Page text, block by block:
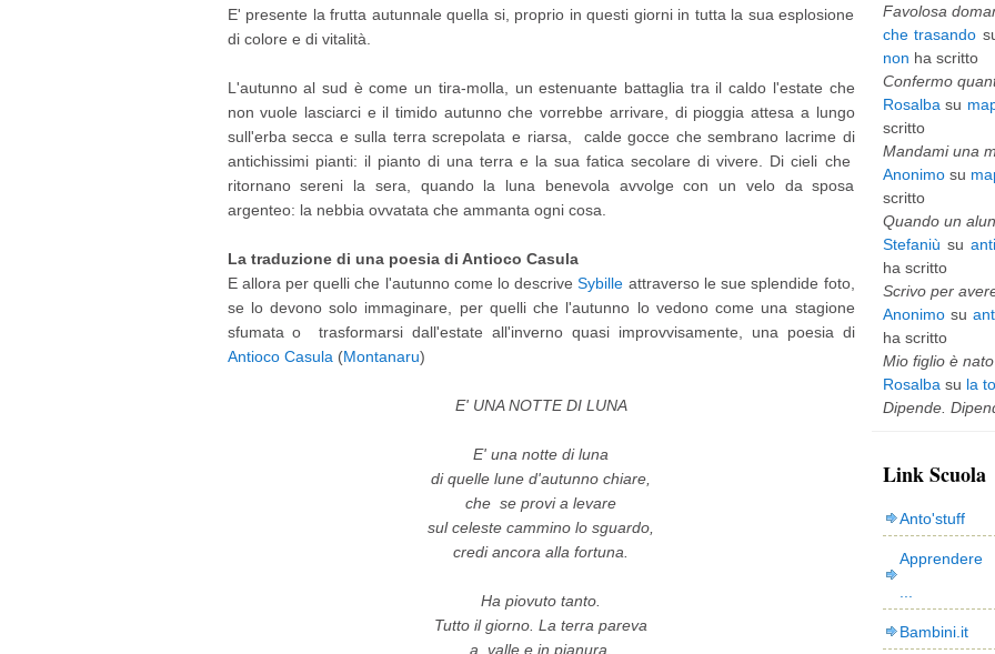
E' presente la frutta autunnale quella si, proprio in questi giorni in tutta la sua esplosione
di colore e di vitalità.
L'autunno al sud è come un tira-molla, un estenuante battaglia tra il caldo l'estate che
non vuole lasciarci e il timido autunno che vorrebbe arrivare, di pioggia attesa a lungo
sull'erba secca e sulla terra screpolata e riarsa, calde gocce che sembrano lacrime di
antichissimi pianti: il pianto di una terra e la sua fatica secolare di vivere. Di cieli che
ritornano sereni la sera, quando la luna benevola avvolge con un velo da sposa
argenteo: la nebbia ovvatata che ammanta ogni cosa.
La traduzione di una poesia di Antioco Casula
E allora per quelli che l'autunno come lo descriveSybille attraverso le sue splendide foto,
se lo devono solo immaginare, per quelli che l'autunno lo vedono come una stagione
sfumata o trasformarsi dall'estate all'inverno quasi improvvisamente, una poesia di
Antioco Casula (Montanaru)
E' UNA NOTTE DI LUNA
E' una notte di luna
di quelle lune d'autunno chiare,
che se provi a levare
sul celeste cammino lo sguardo,
credi ancora alla fortuna.
Ha piovuto tanto.
Tutto il giorno. La terra pareva
a valle e in pianura,
e
h
i
Favolosa
che trasando
non ha scritto
Confermo
Rosalba su
scritto
Mandami una
Anonimosu
scritto
Quando un
Stefaniù su
ha scritto
Scrivo per avere
Anonimosu
ha scritto
Mio figlio è nato
Rosalba su la
Dipende.
Link Scuola
Anto'stuff
Bambini.it